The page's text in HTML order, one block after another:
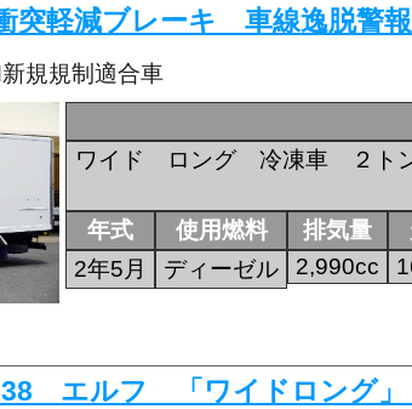
軽減ブレーキ 車線逸脱警
規規制適合車
ワイド ロング 冷凍車 ２ト
年式
2年5月
使用燃料
ディーゼル
排気量
2,990cc
エルフ 「ワイドロング